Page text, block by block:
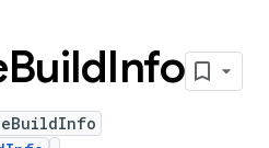
BuildInfo